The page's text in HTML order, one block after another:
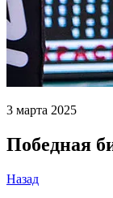
3 марта 2025
Победная
Назад